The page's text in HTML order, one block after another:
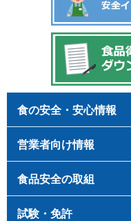
食の安全・安心情報
営業者向け情報
食品安全の取組
試験・免許